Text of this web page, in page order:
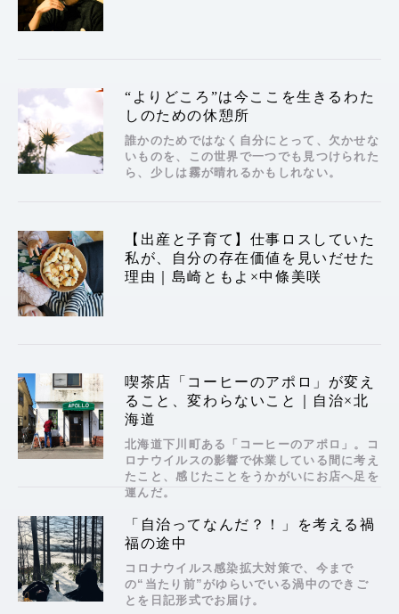
“よりどころ”は今ここを生きるわた
しのための休憩所
誰かのためではなく自分にとって、欠かせな
いものを、この世界で一つでも見つけられた
ら、少しは霧が晴れるかもしれない。
【出産と子育て】仕事ロスしていた
私が、自分の存在価値を見いだせた
理由｜島崎ともよ×中條美咲
喫茶店「コーヒーのアポロ」が変え
ること、変わらないこと｜自治×北
海道
北海道下川町ある「コーヒーのアポロ」。コ
ロナウイルスの影響で休業している間に考え
たこと、感じたことをうかがいにお店へ足を
運んだ。
「自治ってなんだ？！」を考える禍
福の途中
コロナウイルス感染拡大対策で、今まで
の“当たり前”がゆらいでいる渦中のできご
とを日記形式でお届け。